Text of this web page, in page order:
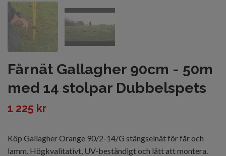
Fårnät Gallagher 90cm - 50m
med 14 stolpar Dubbelspets
1 225 kr
Köp Gallagher Orange 90/2-14/G stängselnät för får och
lamm. Högkvalitativt, UV-beständigt och lätt att montera.